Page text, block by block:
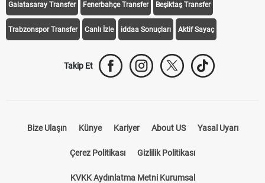
Galatasaray Transfer Fenerbahçe Transfer Beşiktaş Transfer
Trabzonspor Transfer Canlı İzle iddaa Sonuçları Aktif Sayaç
Takip Et
Bize Ulaşın Künye Kariyer About US Yasal Uyarı
Çerez Politikası Gizlilik Politikası
KVKK Aydınlatma Metni Kurumsal